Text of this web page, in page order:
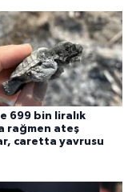
699 bin liralık
rağmen ateş
caretta yavrusu